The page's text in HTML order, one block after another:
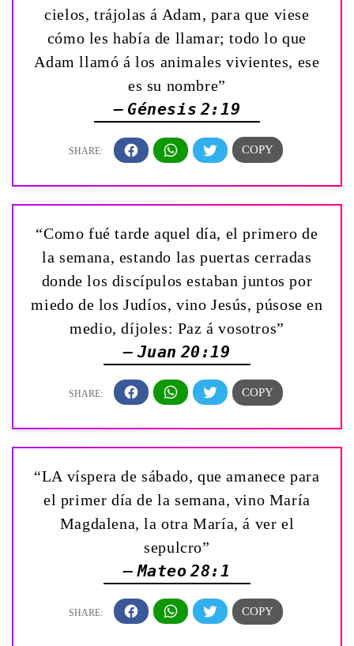
cielos, trájolas á Adam, para que viese
cómo les había de llamar; todo lo que
Adam llamó á los animales vivientes, ese
es su nombre”
— Génesis 2:19
“Como fué tarde aquel día, el primero de
la semana, estando las puertas cerradas
donde los discípulos estaban juntos por
miedo de los Judíos, vino Jesús, púsose en
medio, díjoles: Paz á vosotros”
— Juan 20:19
“LA víspera de sábado, que amanece para
el primer día de la semana, vino María
Magdalena, la otra María, á ver el
sepulcro”
— Mateo 28:1